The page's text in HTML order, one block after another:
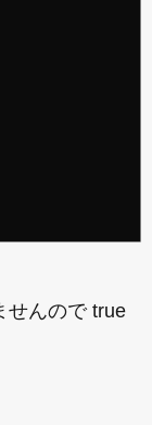
せんので true